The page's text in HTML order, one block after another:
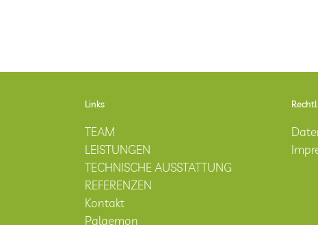
Links
TEAM
LEISTUNGEN
TECHNISCHE AUSSTATTUNG
REFERENZEN
Kontakt
Palaemon